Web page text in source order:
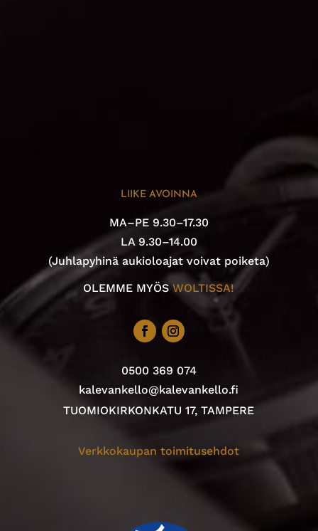
LIIKE AVOINNA
MA–PE 9.30–17.30
LA 9.30–14.00
(Juhlapyhinä aukioloajat voivat poiketa)
OLEMME MYÖSWOLTISSA!
0500 369 074
kalevankello@kalevankello.fi
TUOMIOKIRKONKATU 17, TAMPERE
Verkkokaupan toimitusehdot